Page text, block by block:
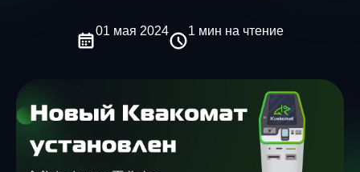
01 мая 2024 1 мин на чтение